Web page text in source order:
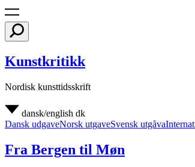
Kunstkritikk
Nordisk kunsttidsskrift
dansk/english dk
Dansk udgaveNorsk utgaveSvensk utgåva
Fra Bergen til Møn